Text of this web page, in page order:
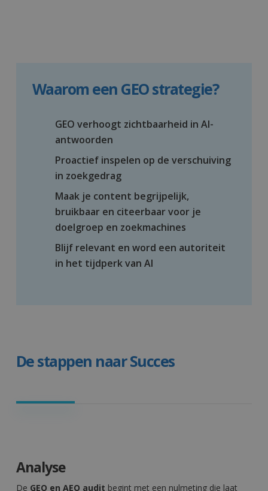
Waarom een GEO strategie?
GEO verhoogt zichtbaarheid in AI-
antwoorden
Proactief inspelen op de verschuiving
in zoekgedrag
Maak je content begrijpelijk,
bruikbaar en citeerbaar voor je
doelgroep en zoekmachines
Blijf relevant en word een autoriteit
in het tijdperk van AI
De stappen naar Succes
Analyse
De GEO en AEO audit begint met een nulmeting die laat